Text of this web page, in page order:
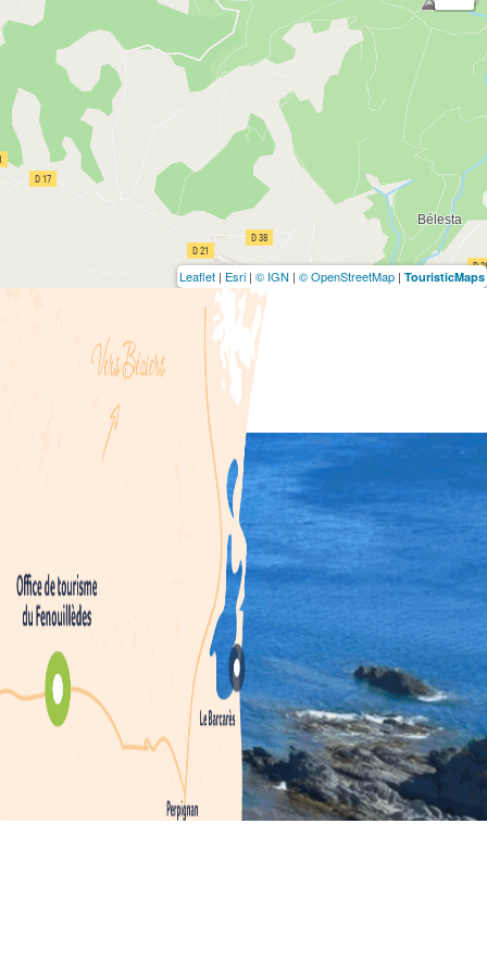
Leaflet | Esri | © IGN | © OpenStreetMap | TouristicMaps